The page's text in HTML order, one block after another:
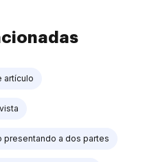
artículo
a dos partes